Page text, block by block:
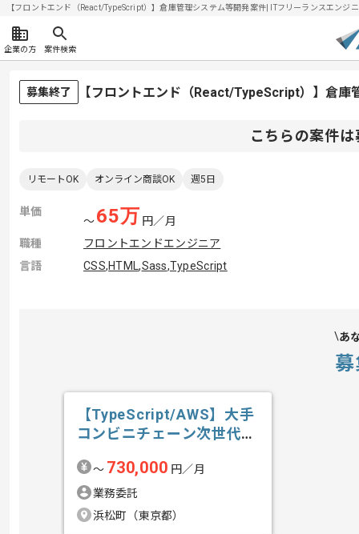
【フロントエンド（React/TypeScript）】倉庫管理システム等開発案件| ITフリーランスエン
企業の方 案件検索
募集終了 【フロントエンド（React/TypeScript）】倉
こちらの案件
リモートOK オンライン商談OK 週5日
単価
〜65万 円／月
職種
フロントエンドエンジニア
言語
CSS,HTML,Sass,TypeScript
あ
【TypeScript/AWS】大手
コンビニチェーン次世代
〜 730,000 円／月
業務委託
浜松町（東京都）